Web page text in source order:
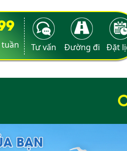
tuần Tư vấn Đường đi Đặt